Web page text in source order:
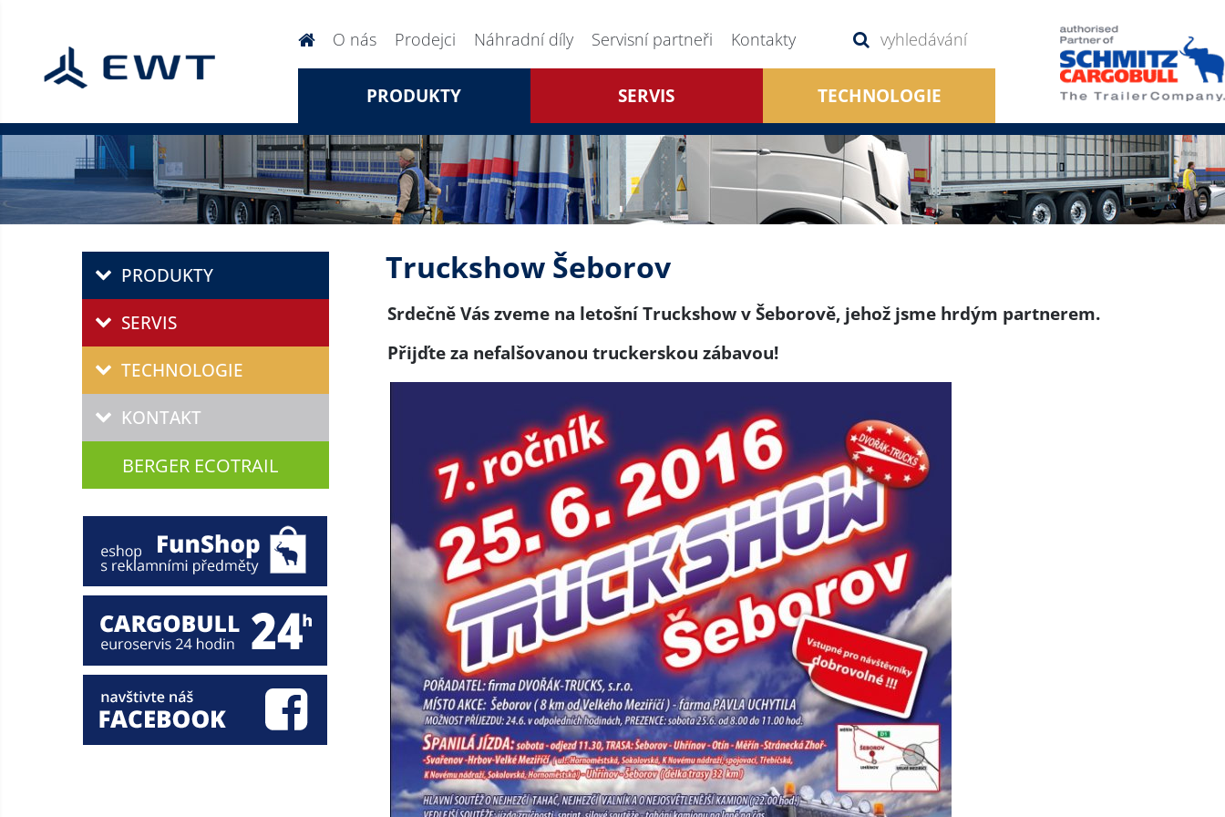
O nás Prodejci Náhradní díly Servisní partneři Kontakty
PRODUKTY SERVIS TECHNOLOGIE
Truckshow Šeborov
Srdečně Vás zveme na letošní Truckshow v Šeborově, jehož jsme hrdým partnerem.
Přijďte za nefalšovanou truckerskou zábavou!
PRODUKTY
SERVIS
TECHNOLOGIE
KONTAKT
BERGER ECOTRAIL